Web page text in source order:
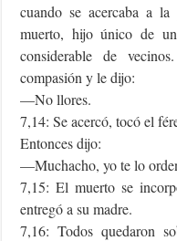
cuando se acercaba a
muerto, hijo único de
considerable de
compasión y le dijo:
—No llores.
7,14: Se acercó, tocó el
Entonces dijo:
—Muchacho, yo te lo
7,15: El muerto se
entregó a su madre.
7,16: Todos quedaron